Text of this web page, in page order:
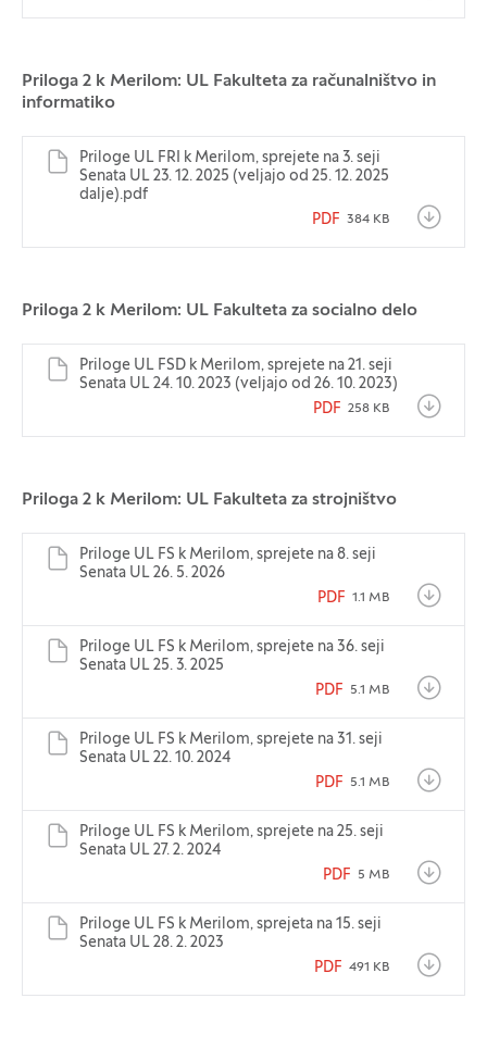
Priloga 2 k Merilom: UL Fakulteta za računalništvo in
informatiko
Priloge UL FRI k Merilom, sprejete na 3. seji
Senata UL 23. 12. 2025 (veljajo od 25. 12. 2025
dalje).pdf
PDF 384 KB
Priloga 2 k Merilom: UL Fakulteta za socialno delo
Priloge UL FSD k Merilom, sprejete na 21. seji
Senata UL 24. 10. 2023 (veljajo od 26. 10. 2023)
PDF 258 KB
Priloga 2 k Merilom: UL Fakulteta za strojništvo
Priloge UL FS k Merilom, sprejete na 8. seji
Senata UL 26. 5. 2026
PDF 1.1 MB
Priloge UL FS k Merilom, sprejete na 36. seji
Senata UL 25. 3. 2025
PDF
5.1 MB
Priloge UL FS k Merilom, sprejete na 31. seji
Senata UL 22. 10. 2024
PDF
5.1 MB
Priloge UL FS k Merilom, sprejete na 25. seji
Senata UL 27. 2. 2024
PDF
5 MB
Priloge UL FS k Merilom, sprejeta na 15. seji
Senata UL 28. 2. 2023
PDF 491 KB